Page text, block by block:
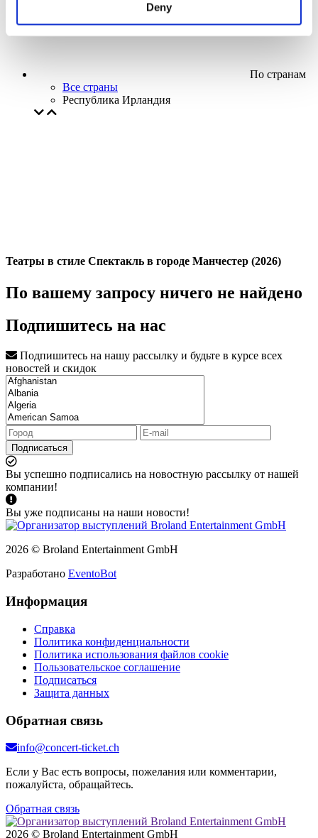
Deny
По странам
Все страны
Республика Ирландия
Театры в стиле Спектакль в городе Манчестер (2026)
По вашему запросу ничего не найдено
Подпишитесь на нас
Подпишитесь на нашу рассылку и будьте в курсе всех
новостей и скидок
Подписаться
Вы успешно подписались на новостную рассылку от нашей
компании!
Вы уже подписаны на наши новости!
2026 © Broland Entertainment GmbH
Разработано EventoBot
Информация
Справка
Политика конфиденциальности
Политика использования файлов cookie
Пользовательское соглашение
Подписаться
Защита данных
Обратная связь
info@concert-ticket.ch
Если у Вас есть вопросы, пожелания или комментарии,
пожалуйста, обращайтесь.
Обратная связь
2026 © Broland Entertainment GmbH